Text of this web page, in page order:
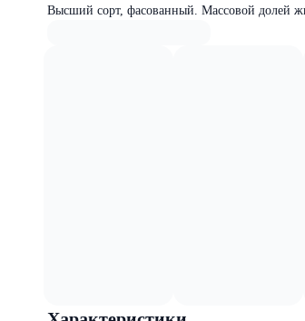
Высший сорт, фасованный. Массовой долей